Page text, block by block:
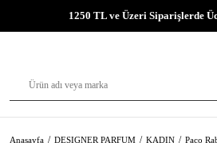
1250 TL ve Üzeri Siparişlerde
Anasayfa DESIGNER PARFUM KADIN Paco